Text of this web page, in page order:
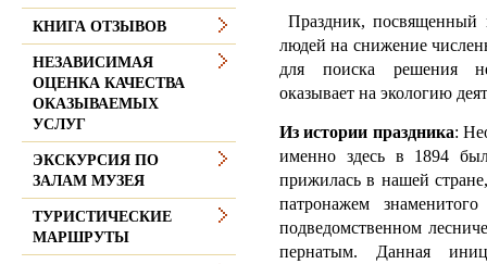
Праздник, посвященный
людей на снижение
для поиска решения
оказывает на экологию
Из истории праздника:
именно здесь в 1894
прижилась в нашей
патронажем
подведомственном
пернатым. Данная
КНИГА ОТЗЫВОВ
НЕЗАВИСИМАЯ
ОЦЕНКА КАЧЕСТВА
ОКАЗЫВАЕМЫХ
УСЛУГ
ЭКСКУРСИЯ ПО
ЗАЛАМ МУЗЕЯ
ТУРИСТИЧЕСКИЕ
МАРШРУТЫ